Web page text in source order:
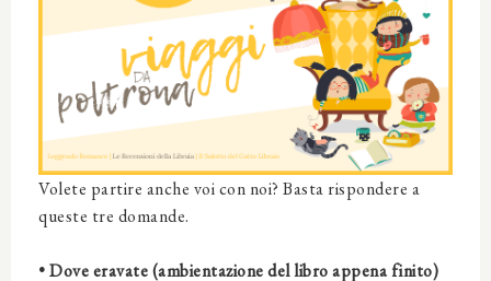
Volete partire anche voi con noi? Basta rispondere a
queste tre domande.
• Dove eravate (ambientazione del libro appena finito)